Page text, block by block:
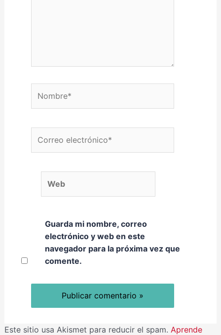
Guarda mi nombre, correo
electrónico y web en este
navegador para la próxima vez que
comente.
Este sitio usa Akismet para reducir el spam. Aprende